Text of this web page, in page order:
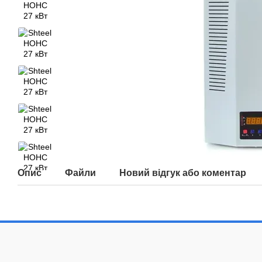
Опис Файли Новий відгук або коментар